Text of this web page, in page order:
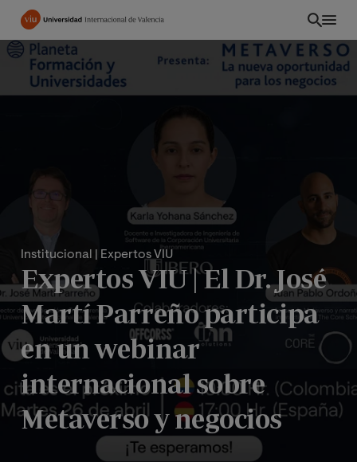
Pasar
contenido
principal
Institucional | Expertos VIU
Expertos VIU | El Dr. José
Martí Parreño participa
en un webinar
internacional sobre
Metaverso y negocios